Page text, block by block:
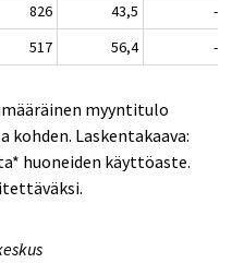
826 43,5
-2,0
517 56,4 -3,2
myyntitulo
Laskentakaava:
huoneiden käyttöaste.